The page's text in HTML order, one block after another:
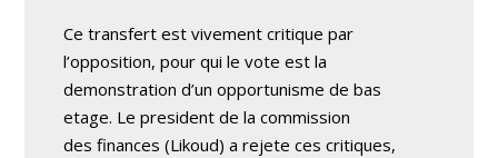
Ce transfert est vivement critique par
l’opposition, pour qui le vote est la
demonstration d’un opportunisme de bas
etage. Le president de la commission
des finances (Likoud) a rejete ces critiques,